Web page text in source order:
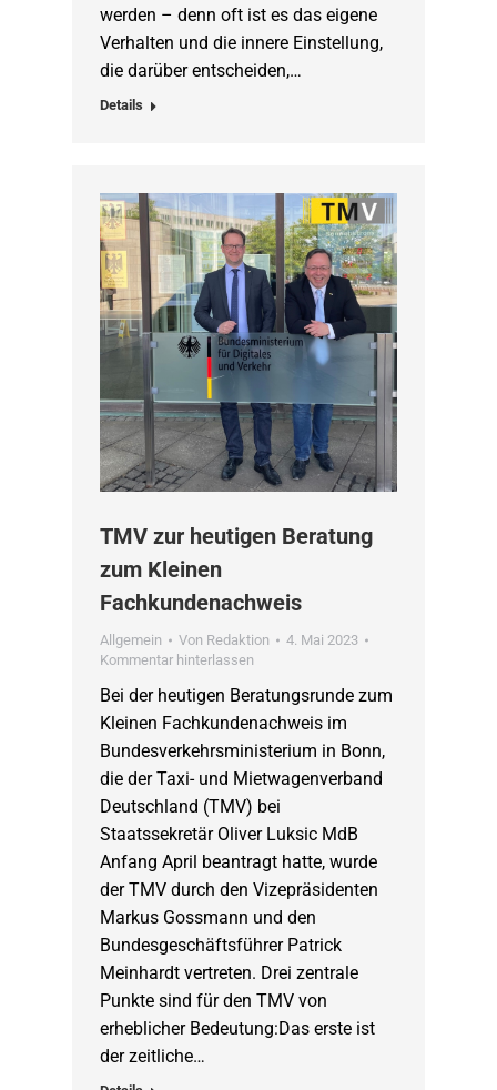
werden – denn oft ist es das eigene
Verhalten und die innere Einstellung,
die darüber entscheiden,…
Details
TMV zur heutigen Beratung
zum Kleinen
Fachkundenachweis
Allgemein Von Redaktion
4. Mai 2023
Kommentar hinterlassen
Bei der heutigen Beratungsrunde zum
Kleinen Fachkundenachweis im
Bundesverkehrsministerium in Bonn,
die der Taxi- und Mietwagenverband
Deutschland (TMV) bei
Staatssekretär Oliver Luksic MdB
Anfang April beantragt hatte, wurde
der TMV durch den Vizepräsidenten
Markus Gossmann und den
Bundesgeschäftsführer Patrick
Meinhardt vertreten. Drei zentrale
Punkte sind für den TMV von
erheblicher Bedeutung:Das erste ist
der zeitliche…